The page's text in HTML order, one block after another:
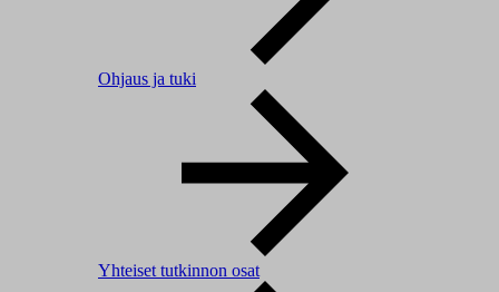
Ohjaus ja tuki
Yhteiset tutkinnon osat